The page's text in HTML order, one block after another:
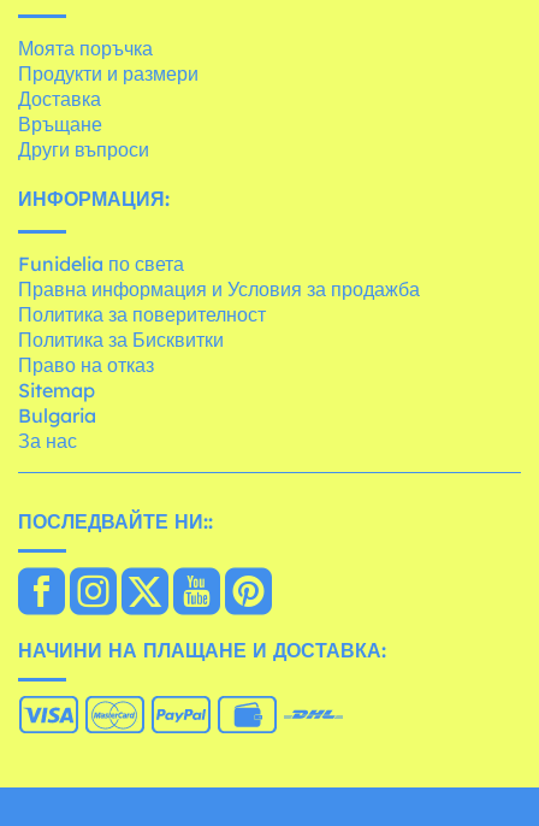
Моята поръчка
Продукти и размери
Доставка
Връщане
Други въпроси
ИНФОРМАЦИЯ:
Funidelia по света
Правна информация и Условия за продажба
Политика за поверителност
Политика за Бисквитки
Право на отказ
Sitemap
Bulgaria
За нас
ПОСЛЕДВАЙТЕ НИ::
НАЧИНИ НА ПЛАЩАНЕ И ДОСТАВКА: